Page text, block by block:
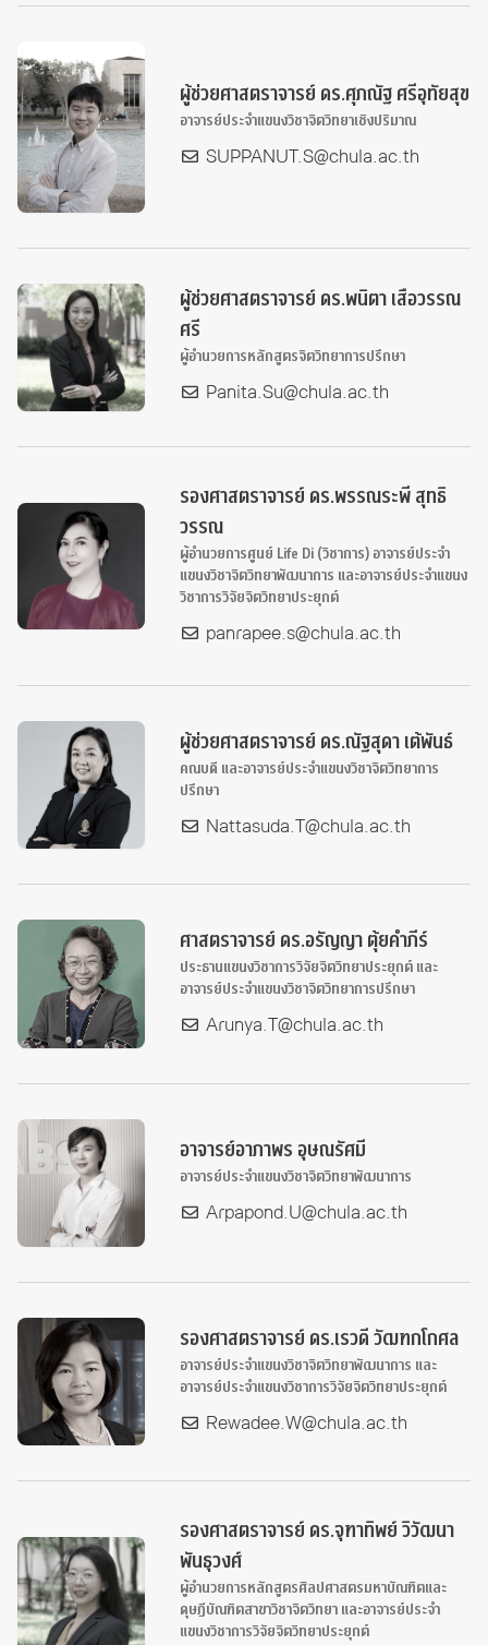
ผู้ช่วยศาสตราจารย์ ดร.ศุภณัฐ ศรีอุทัยสุข
อาจารย์ประจำแขนงวิชาจิตวิทยาเชิงปริมาณ
SUPPANUT.S@chula.ac.th
ผู้ช่วยศาสตราจารย์ ดร.พนิตา เสือวรรณ
ศรี
ผู้อำนวยการหลักสูตรจิตวิทยาการปรึกษา
Panita.Su@chula.ac.th
รองศาสตราจารย์ ดร.พรรณระพี สุทธิ
วรรณ
ผู้อำนวยการศูนย์ Life Di (วิชาการ) อาจารย์ประจำ
แขนงวิชาจิตวิทยาพัฒนาการ และอาจารย์ประจำแขนง
วิชาการวิจัยจิตวิทยาประยุกต์
panrapee.s@chula.ac.th
ผู้ช่วยศาสตราจารย์ ดร.ณัฐสุดา เต้พันธ์
คณบดี และอาจารย์ประจำแขนงวิชาจิตวิทยาการ
ปรึกษา
Nattasuda.T@chula.ac.th
ศาสตราจารย์ ดร.อรัญญา ตุ้ยคำภีร์
ประธานแขนงวิชาการวิจัยจิตวิทยาประยุกต์ และ
อาจารย์ประจำแขนงวิชาจิตวิทยาการปรึกษา
Arunya.T@chula.ac.th
อาจารย์อาภาพร อุษณรัศมี
อาจารย์ประจำแขนงวิชาจิตวิทยาพัฒนาการ
Arpapond.U@chula.ac.th
รองศาสตราจารย์ ดร.เรวดี วัฒฑกโกศล
อาจารย์ประจำแขนงวิชาจิตวิทยาพัฒนาการ และ
อาจารย์ประจำแขนงวิชาการวิจัยจิตวิทยาประยุกต์
Rewadee.W@chula.ac.th
รองศาสตราจารย์ ดร.จุฑาทิพย์ วิวัฒนา
พันธุวงศ์
ผู้อำนวยการหลักสูตรศิลปศาสตรมหาบัณฑิตและ
ดุษฎีบัณฑิตสาขาวิชาจิตวิทยา และอาจารย์ประจำ
แขนงวิชาการวิจัยจิตวิทยาประยุกต์